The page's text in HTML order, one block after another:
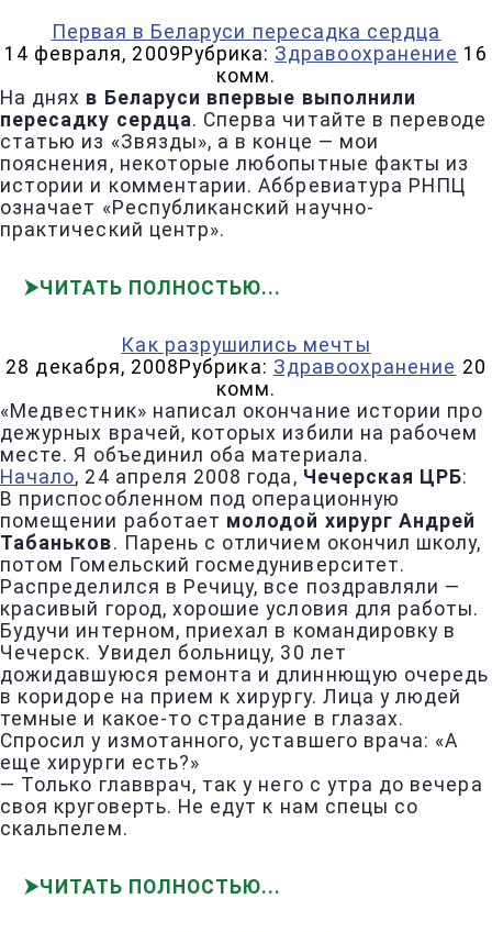
Первая в Беларуси пересадка сердца
14 февраля, 2009 Рубрика: Здравоохранение 16
комм.
На днях в Беларуси впервые выполнили
пересадку сердца. Сперва читайте в переводе
статью из «Звязды», а в конце — мои
пояснения, некоторые любопытные факты из
истории и комментарии. Аббревиатура РНПЦ
означает «Республиканский научно-
практический центр».
ЧИТАТЬ ПОЛНОСТЬЮ
Как разрушились мечты
28 декабря, 2008 Рубрика: Здравоохранение 20
комм.
«Медвестник» написал окончание истории про
дежурных врачей, которых избили на рабочем
месте. Я объединил оба материала.
Начало, 24 апреля 2008 года, Чечерская ЦРБ:
В приспособленном под операционную
помещении работает молодой хирург Андрей
Табаньков. Парень с отличием окончил школу,
потом Гомельский госмедуниверситет.
Распределился в Речицу, все поздравляли —
красивый город, хорошие условия для работы.
Будучи интерном, приехал в командировку в
Чечерск. Увидел больницу, 30 лет
дожидавшуюся ремонта и длиннющую очередь
в коридоре на прием к хирургу. Лица у людей
темные и какое-то страдание в глазах.
Спросил у измотанного, уставшего врача: «А
еще хирурги есть?»
— Только главврач, так у него с утра до вечера
своя круговерть. Не едут к нам спецы со
скальпелем.
ЧИТАТЬ ПОЛНОСТЬЮ